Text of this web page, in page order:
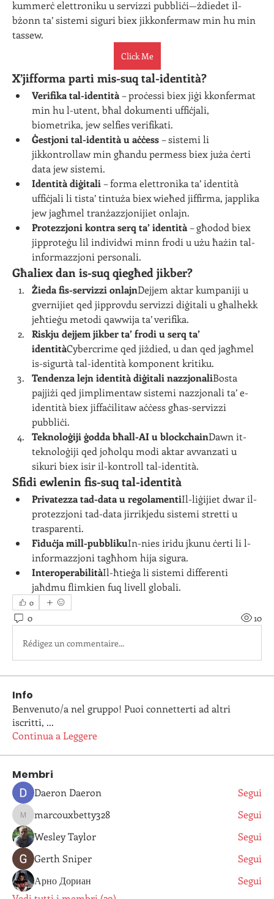
kummerċ elettroniku u servizzi pubbliċi—żdiedet il-
bżonn ta’ sistemi siguri biex jikkonfermaw min hu min
tassew.
Click Me
X’jifforma parti mis-suq tal-identità?
Verifika tal-identità – proċessi biex jiġi kkonfermat
min hu l-utent, bħal dokumenti uffiċjali,
biometrika, jew selfies verifikati.
Ġestjoni tal-identità u aċċess – sistemi li
jikkontrollaw min għandu permess biex juża ċerti
data jew sistemi.
Identità diġitali – forma elettronika ta’ identità
uffiċjali li tista’ tintuża biex wieħed jiffirma, japplika
jew jagħmel tranżazzjonijiet onlajn.
Protezzjoni kontra serq ta’ identità – għodod biex
jipproteġu lil individwi minn frodi u użu ħażin tal-
informazzjoni personali.
Għaliex dan is-suq qiegħed jikber?
Żieda fis-servizzi onlajnDejjem aktar kumpaniji u
gvernijiet qed jipprovdu servizzi diġitali u għalhekk
jeħtieġu metodi qawwija ta’ verifika.
Riskju dejjem jikber ta’ frodi u serq ta’
identitàCybercrime qed jiżdied, u dan qed jagħmel
is-sigurtà tal-identità komponent kritiku.
Tendenza lejn identità diġitali nazzjonaliBosta
pajjiżi qed jimplimentaw sistemi nazzjonali ta’ e-
identità biex jiffaċilitaw aċċess għas-servizzi
pubbliċi.
Teknoloġiji ġodda bħall-AI u blockchainDawn it-
teknoloġiji qed joħolqu modi aktar avvanzati u
sikuri biex isir il-kontroll tal-identità.
Sfidi ewlenin fis-suq tal-identità
Privatezza tad-data u regolamentiIl-liġijiet dwar il-
protezzjoni tad-data jirrikjedu sistemi stretti u
trasparenti.
Fiduċja mill-pubblikuIn-nies iridu jkunu ċerti li l-
informazzjoni tagħhom hija sigura.
InteroperabilitàIl-ħtieġa li sistemi differenti
jaħdmu flimkien fuq livell globali.
0
0 10
Rédigez un commentaire...
Info
Benvenuto/a nel gruppo! Puoi connetterti ad altri
iscritti, ...
Continua a Leggere
Membri
Daeron Daeron Segui
marcouxbetty328
marcouxbetty328
Segui
Wesley Taylor
Segui
Gerth Sniper
Segui
Арно Дориан
Segui